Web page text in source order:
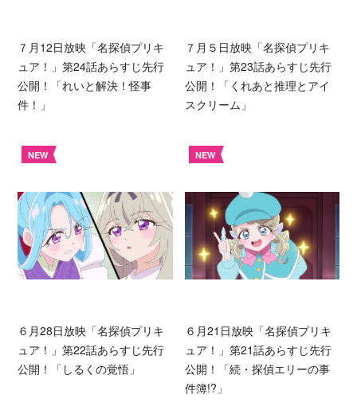
７月12日放映「名探偵プリキ
ュア！」第24話あらすじ先行
公開！「れいと解決！怪事
件！」
７月５日放映「名探偵プリキ
ュア！」第23話あらすじ先行
公開！「くれあと推理とアイ
スクリーム」
NEW
６月28日放映「名探偵プリキ
ュア！」第22話あらすじ先行
公開！「しるくの覚悟」
NEW
６月21日放映「名探偵プリキ
ュア！」第21話あらすじ先行
公開！「続・探偵エリーの事
件簿!?」